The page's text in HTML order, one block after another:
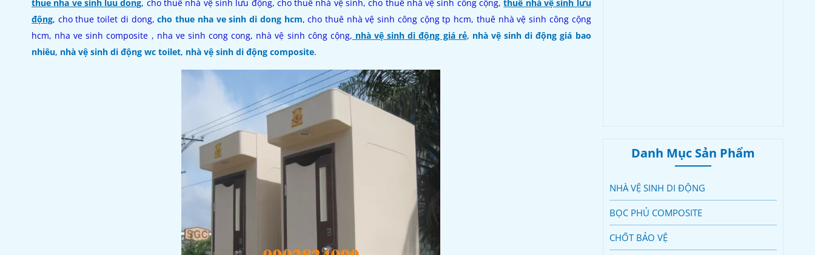
thue nha ve sinh luu dong, cho thuê nhà vệ sinh lưu động, cho thuê nhà vệ sinh, cho thuê nhà vệ sinh công cộng,thuê nhà vệ sinh lưu
động, cho thue toilet di dong,cho thue nha ve sinh di dong hcm, cho thuê nhà vệ sinh công cộng tp hcm, thuê nhà vệ sinh công cộng
hcm, nha ve sinh composite , nha ve sinh cong cong, nhà vệ sinh công cộng, nhà vệ sinh di động giá rẻ, nhà vệ sinh di động giá bao
nhiêu, nhà vệ sinh di động wc toilet, nhà vệ sinh di động composite.
Danh Mục Sản Phẩm
NHÀ VỆ SINH DI ĐỘNG
BỌC PHỦ COMPOSITE
CHỐT BẢO VỆ